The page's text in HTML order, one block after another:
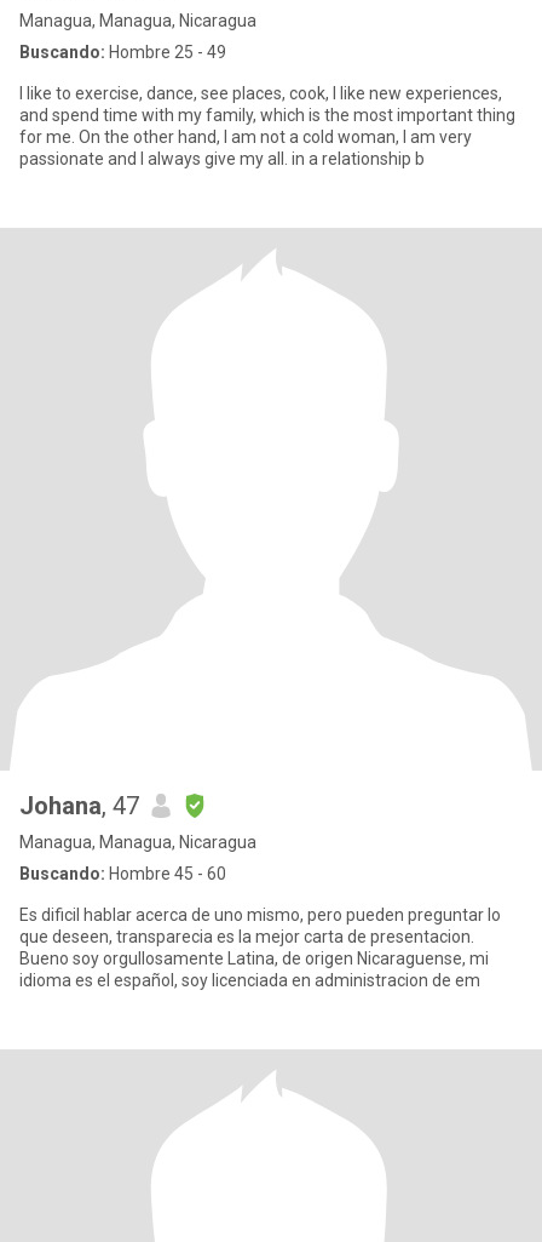
Managua, Managua, Nicaragua
Buscando: Hombre 25 - 49
I like to exercise, dance, see places, cook, I like new experiences,
and spend time with my family, which is the most important thing
for me. On the other hand, I am not a cold woman, I am very
passionate and I always give my all. in a relationship b
Johana, 47
Managua, Managua, Nicaragua
Buscando: Hombre 45 - 60
Es dificil hablar acerca de uno mismo, pero pueden preguntar lo
que deseen, transparecia es la mejor carta de presentacion.
Bueno soy orgullosamente Latina, de origen Nicaraguense, mi
idioma es el español, soy licenciada en administracion de em